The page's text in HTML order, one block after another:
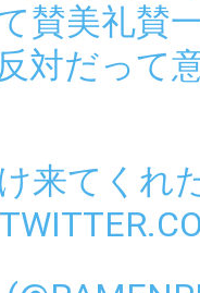
賛美礼賛
対だって
来てくれ